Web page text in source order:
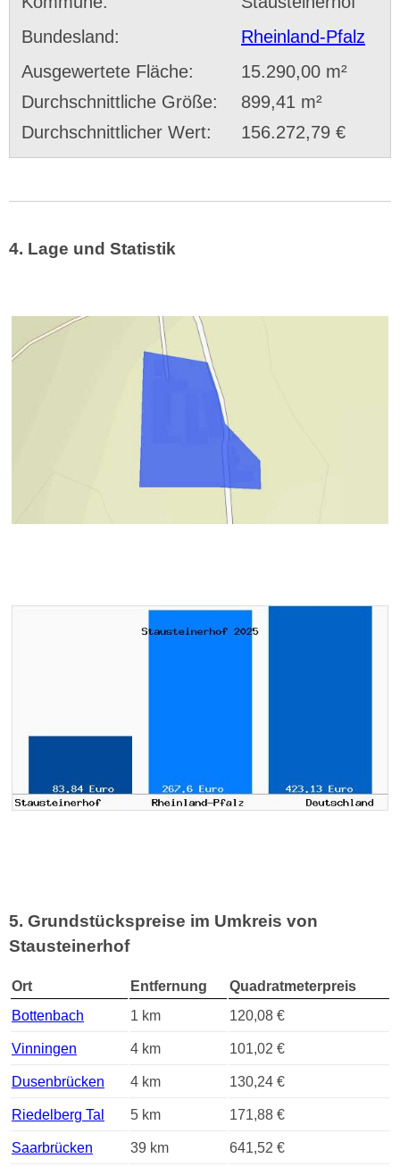
Bundesland:
Rheinland-Pfalz
Ausgewertete Fläche:
15.290,00 m²
Durchschnittliche Größe:
899,41 m²
Durchschnittlicher Wert:
156.272,79 €
4. Lage und Statistik
5. Grundstückspreise im Umkreis von
Stausteinerhof
Ort Entfernung
Quadratmeterpreis
Bottenbach
1 km 120,08 €
Vinningen 4 km 101,02 €
Dusenbrücken 4 km 130,24 €
Riedelberg Tal 5 km 171,88 €
Saarbrücken 39 km 641,52 €